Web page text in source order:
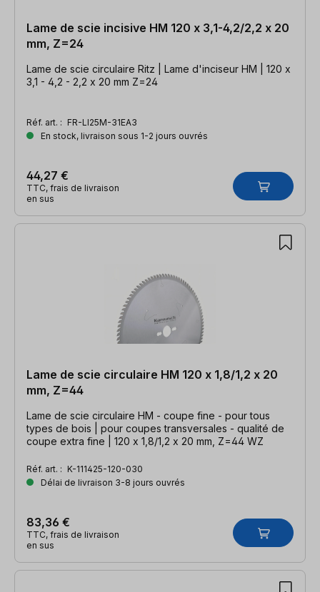
Lame de scie incisive HM 120 x 3,1-4,2/2,2 x 20
mm, Z=24
Lame de scie circulaire Ritz | Lame d'inciseur HM | 120 x
3,1 - 4,2 - 2,2 x 20 mm Z=24
Réf. art. : FR-LI25M-31EA3
En stock, livraison sous 1-2 jours ouvrés
44,27 €
TTC, frais de livraison
en sus
Lame de scie circulaire HM 120 x 1,8/1,2 x 20
mm, Z=44
Lame de scie circulaire HM - coupe fine - pour tous
types de bois | pour coupes transversales - qualité de
coupe extra fine | 120 x 1,8/1,2 x 20 mm, Z=44 WZ
Réf. art. : K-111425-120-030
Délai de livraison 3-8 jours ouvrés
83,36 €
TTC, frais de livraison
en sus